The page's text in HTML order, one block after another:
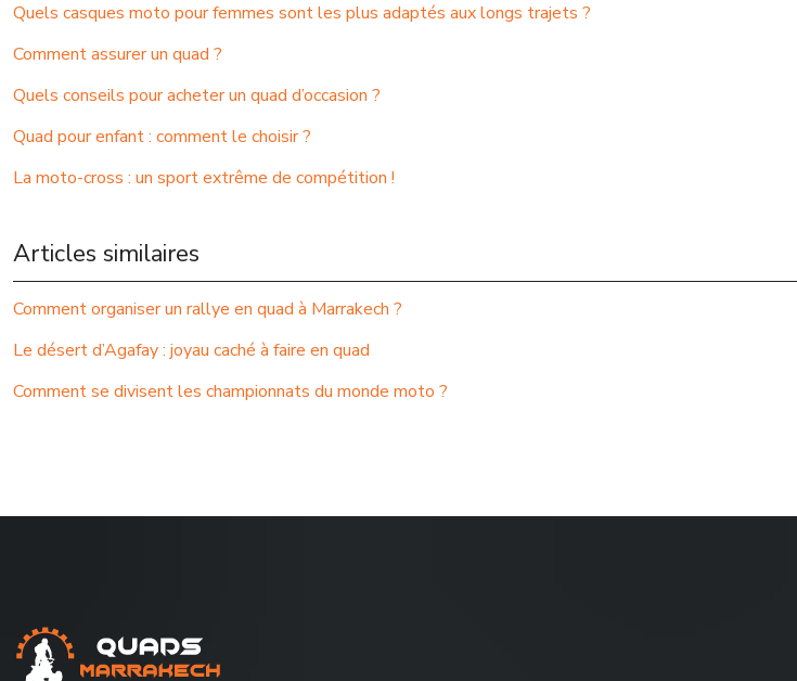
Quels casques moto pour femmes sont les plus adaptés aux longs trajets ?
Comment assurer un quad ?
Quels conseils pour acheter un quad d’occasion ?
Quad pour enfant : comment le choisir ?
La moto-cross : un sport extrême de compétition !
Articles similaires
Comment organiser un rallye en quad à Marrakech ?
Le désert d’Agafay : joyau caché à faire en quad
Comment se divisent les championnats du monde moto ?